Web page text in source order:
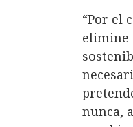
“Por el
elimine
nunca,